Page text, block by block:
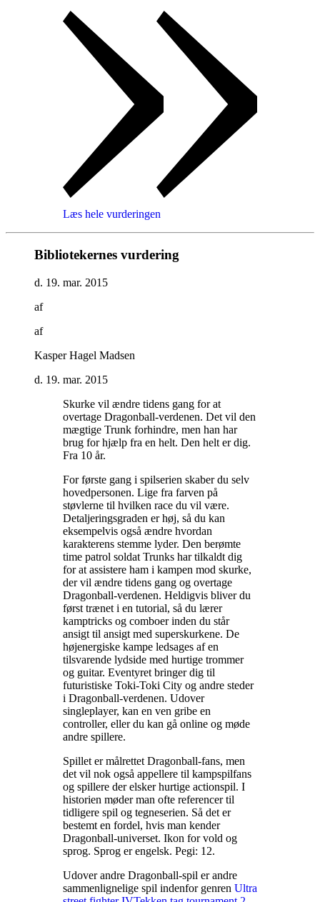
Læs hele vurderingen
Bibliotekernes vurdering
d. 19. mar. 2015
af
af
Kasper Hagel Madsen
d. 19. mar. 2015
Skurke vil ændre tidens gang for at
overtage Dragonball-verdenen. Det vil den
mægtige Trunk forhindre, men han har
brug for hjælp fra en helt. Den helt er dig.
Fra 10 år.
For første gang i spilserien skaber du selv
hovedpersonen. Lige fra farven på
støvlerne til hvilken race du vil være.
Detaljeringsgraden er høj, så du kan
eksempelvis også ændre hvordan
karakterens stemme lyder. Den berømte
time patrol soldat Trunks har tilkaldt dig
for at assistere ham i kampen mod skurke,
der vil ændre tidens gang og overtage
Dragonball-verdenen. Heldigvis bliver du
først trænet i en tutorial, så du lærer
kamptricks og comboer inden du står
ansigt til ansigt med superskurkene. De
højenergiske kampe ledsages af en
tilsvarende lydside med hurtige trommer
og guitar. Eventyret bringer dig til
futuristiske Toki-Toki City og andre steder
i Dragonball-verdenen. Udover
singleplayer, kan en ven gribe en
controller, eller du kan gå online og møde
andre spillere.
Spillet er målrettet Dragonball-fans, men
det vil nok også appellere til kampspilfans
og spillere der elsker hurtige actionspil. I
historien møder man ofte referencer til
tidligere spil og tegneserien. Så det er
bestemt en fordel, hvis man kender
Dragonball-universet. Ikon for vold og
sprog. Sprog er engelsk. Pegi: 12.
Udover andre Dragonball-spil er andre
sammenlignelige spil indenfor genren Ultra